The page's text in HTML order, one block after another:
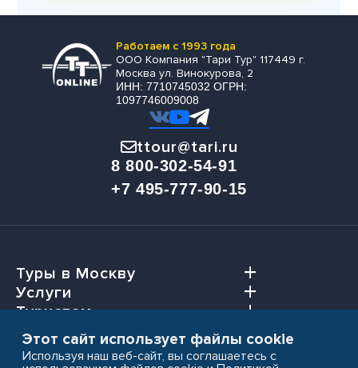
Работаем с 1993 года
ООО Компания "Тари Тур" 117449 г.
Москва ул. Винокурова, 2
ИНН: 7710745032 ОГРН:
1097746009008
ttour@tari.ru
8 800-302-54-91
+7 495-777-90-15
Туры в Москву
Услуги
Туристам
Агентствам
Этот сайт использует файлы cookie
Используя наш веб-сайт, вы соглашаетесь с